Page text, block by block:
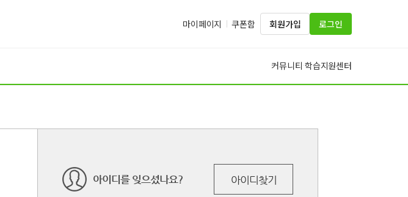
마이페이지 쿠폰함 회원가입 로그인
커뮤니티 ·학습지원센터
아이디를 잊으셨나요? 아이디찾기